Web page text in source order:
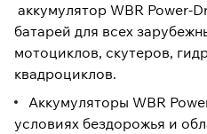
аккумулятор WBR Power-
батарей для всех
мотоциклов, скутеров,
квадроциклов.
Аккумуляторы WBR
условиях бездорожья и